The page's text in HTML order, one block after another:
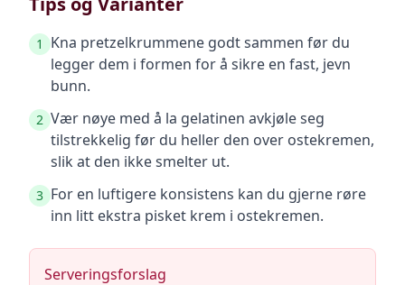
1
Kna pretzelkrummene godt sammen før du
legger dem i formen for å sikre en fast, jevn
bunn.
2 Vær nøye med å la gelatinen avkjøle seg
tilstrekkelig før du heller den over ostekremen,
slik at den ikke smelter ut.
3 For en luftigere konsistens kan du gjerne røre
inn litt ekstra pisket krem i ostekremen.
Serveringsforslag